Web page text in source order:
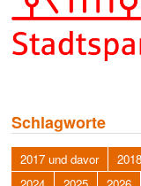
Schlagworte
2017 und davor 2018